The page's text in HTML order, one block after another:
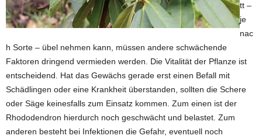
tt –
je
nac
h Sorte – übel nehmen kann, müssen andere schwächende
Faktoren dringend vermieden werden. Die Vitalität der Pflanze ist
entscheidend. Hat das Gewächs gerade erst einen Befall mit
Schädlingen oder eine Krankheit überstanden, sollten die Schere
oder Säge keinesfalls zum Einsatz kommen. Zum einen ist der
Rhododendron hierdurch noch geschwächt und belastet. Zum
anderen besteht bei Infektionen die Gefahr, eventuell noch